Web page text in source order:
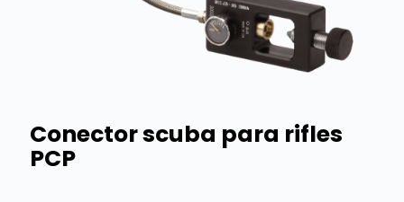
Conector scuba para rifles
PCP